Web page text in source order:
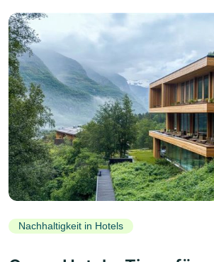
Nachhaltigkeit in Hotels